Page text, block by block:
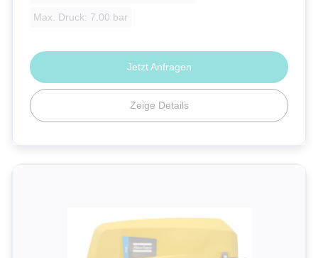
Max. Druck: 7.00 bar
Zeige Details
Jetzt Anfragen